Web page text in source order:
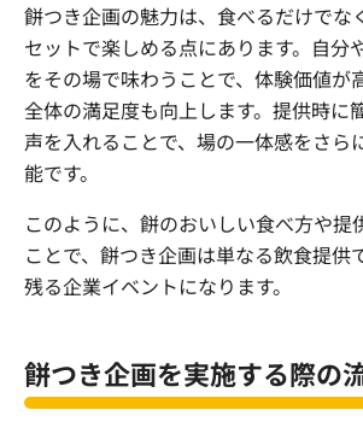
餅つき企画の魅力は、食べるだけでな
セットで楽しめる点にあります。自分
をその場で味わうことで、体験価値が
全体の満足度も向上します。提供時に
声を入れることで、場の一体感をさら
能です。
このように、餅のおいしい食べ方や提
ことで、餅つき企画は単なる飲食提供
残る企業イベントになります。
餅つき企画を実施する際の